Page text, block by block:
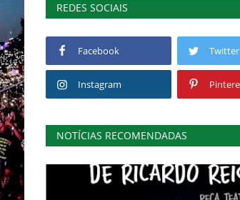
REDES SOCIAIS
Facebook Twitter
Instagram
NOTÍCIAS RECOMENDADAS